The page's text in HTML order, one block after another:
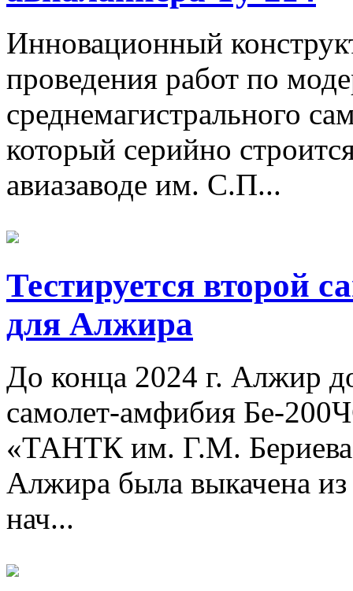
Инновационный
проведения работ по
среднемагистрального
который серийно
авиазаводе им. С.П...
Тестируется второй
для Алжира
До конца 2024 г. Алжир
самолет-амфибия Бе-
«ТАНТК им. Г.М.
Алжира была выкачена из
нач...